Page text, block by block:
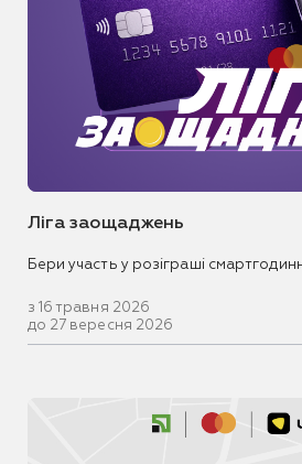
Ліга заощаджень
Бери участь у розіграші
з 16 травня 2026
до 27 вересня 2026